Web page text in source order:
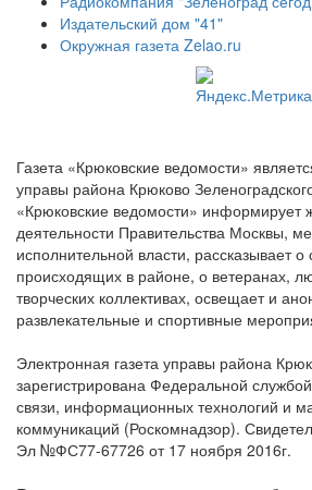
Издательский дом "41"
Окружная газета Zelao.ru
Газета «Крюковские ведомости»
управы района Крюково
«Крюковские ведомости» информирует
деятельности Правительства Москвы,
исполнительной власти, рассказывает о
происходящих в районе, о ветеранах,
творческих коллективах, освещает и
развлекательные и спортивные
Электронная газета управы района
зарегистрирована Федеральной
связи, информационных технологий и
коммуникаций (Роскомнадзор).
Эл №ФС77-67726 от 17 ноября 2016г.